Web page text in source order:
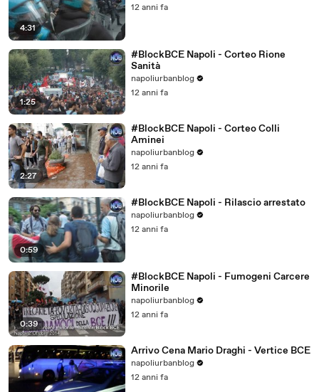
4:31
12 anni fa
1:25
#BlockBCE Napoli - Corteo Rione
Sanità
napoliurbanblog
12 anni fa
2:27
#BlockBCE Napoli - Corteo Colli
Aminei
napoliurbanblog
12 anni fa
0:59
#BlockBCE Napoli - Rilascio arrestato
napoliurbanblog
12 anni fa
0:39
#BlockBCE Napoli - Fumogeni Carcere
Minorile
napoliurbanblog
12 anni fa
Arrivo Cena Mario Draghi - Vertice BCE
napoliurbanblog
12 anni fa